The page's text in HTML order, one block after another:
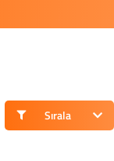
Sırala